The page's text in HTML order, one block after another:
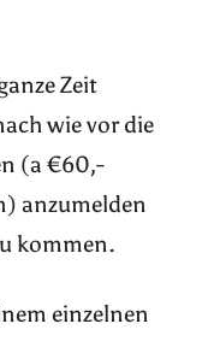
Zeit
wie vor die
(a €60,-
anzumelden
kommen.
einzelnen